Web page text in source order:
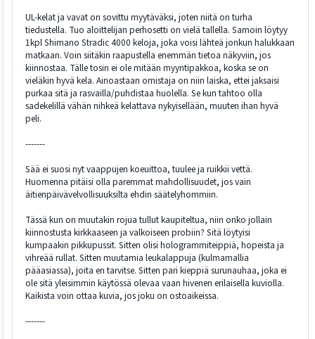
UL-kelat ja vavat on sovittu myytäväksi, joten niitä on turha
tiedustella. Tuo aloittelijan perhosetti on vielä tallella. Samoin löytyy
1kpl Shimano Stradic 4000 keloja, joka voisi lähteä jonkun halukkaan
matkaan. Voin siitäkin raapustella enemmän tietoa näkyviin, jos
kiinnostaa. Tälle tosin ei ole mitään myyntipakkoa, koska se on
vieläkin hyvä kela. Ainoastaan omistaja on niin laiska, ettei jaksaisi
purkaa sitä ja rasvailla/puhdistaa huolella. Se kun tahtoo olla
sadekelillä vähän nihkeä kelattava nykyisellään, muuten ihan hyvä
peli.
-------
Sää ei suosi nyt vaappujen koeuittoa, tuulee ja ruikkii vettä.
Huomenna pitäisi olla paremmat mahdollisuudet, jos vain
äitienpäivävelvollisuuksilta ehdin säätelyhommiin.
Tässä kun on muutakin rojua tullut kaupiteltua, niin onko jollain
kiinnostusta kirkkaaseen ja valkoiseen probiin? Sitä löytyisi
kumpaakin pikkupussit. Sitten olisi hologrammiteippiä, hopeista ja
vihreää rullat. Sitten muutamia leukalappuja (kulmamallia
pääasiassa), joita en tarvitse. Sitten pari kieppiä surunauhaa, joka ei
ole sitä yleisimmin käytössä olevaa vaan hivenen erilaisella kuviolla.
Kaikista voin ottaa kuvia, jos joku on ostoaikeissa.
-------